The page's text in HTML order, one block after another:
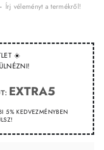
☀️
EXTRA5
5% KEDVEZMÉNYBEN
- Írj véleményt a termékről!